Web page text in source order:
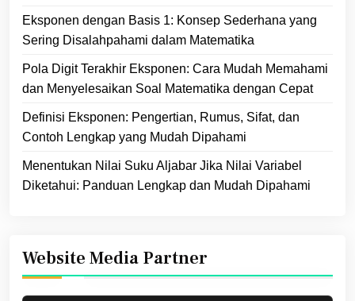
Eksponen dengan Basis 1: Konsep Sederhana yang
Sering Disalahpahami dalam Matematika
Pola Digit Terakhir Eksponen: Cara Mudah Memahami
dan Menyelesaikan Soal Matematika dengan Cepat
Definisi Eksponen: Pengertian, Rumus, Sifat, dan
Contoh Lengkap yang Mudah Dipahami
Menentukan Nilai Suku Aljabar Jika Nilai Variabel
Diketahui: Panduan Lengkap dan Mudah Dipahami
Website Media Partner